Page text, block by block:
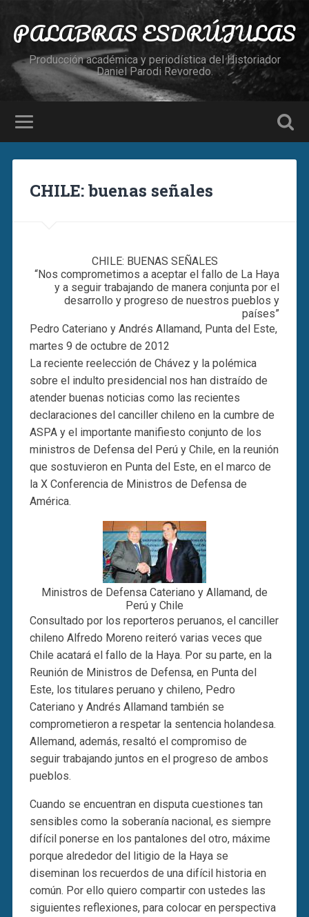
PALABRAS ESDRÚJULAS
Producción académica y periodística del Historiador
Daniel Parodi Revoredo.
CHILE: buenas señales
CHILE: BUENAS SEÑALES
“Nos comprometimos a aceptar el fallo de La Haya
y a seguir trabajando de manera conjunta por el
desarrollo y progreso de nuestros pueblos y
países”
Pedro Cateriano y Andrés Allamand, Punta del Este,
martes 9 de octubre de 2012
La reciente reelección de Chávez y la polémica
sobre el indulto presidencial nos han distraído de
atender buenas noticias como las recientes
declaraciones del canciller chileno en la cumbre de
ASPA y el importante manifiesto conjunto de los
ministros de Defensa del Perú y Chile, en la reunión
que sostuvieron en Punta del Este, en el marco de
la X Conferencia de Ministros de Defensa de
América.
Ministros de Defensa Cateriano y Allamand, de
Perú y Chile
Consultado por los reporteros peruanos, el canciller
chileno Alfredo Moreno reiteró varias veces que
Chile acatará el fallo de la Haya. Por su parte, en la
Reunión de Ministros de Defensa, en Punta del
Este, los titulares peruano y chileno, Pedro
Cateriano y Andrés Allamand también se
comprometieron a respetar la sentencia holandesa.
Allemand, además, resaltó el compromiso de
seguir trabajando juntos en el progreso de ambos
pueblos.
Cuando se encuentran en disputa cuestiones tan
sensibles como la soberanía nacional, es siempre
difícil ponerse en los pantalones del otro, máxime
porque alrededor del litigio de la Haya se
diseminan los recuerdos de una difícil historia en
común. Por ello quiero compartir con ustedes las
siguientes reflexiones, para colocar en perspectiva